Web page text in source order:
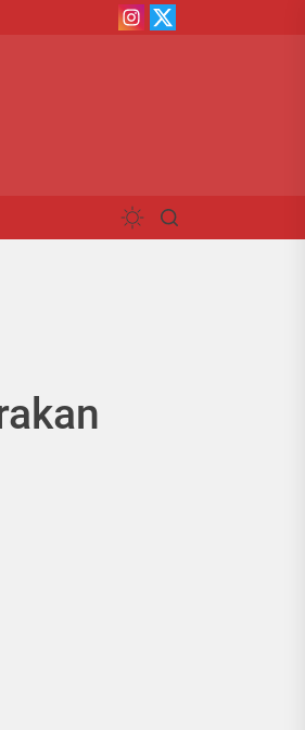
Campus Suara Resah Atas
Instagram
Institut
X
Institut